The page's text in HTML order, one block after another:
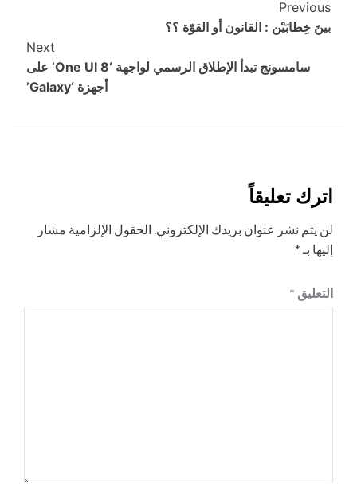
Post
Navigation
Previous
بينَ خِطابَيْن : القانون أو القوّة ؟؟
Next
سامسونج تبدأ الإطلاق الرسمي لواجهة ‘One UI 8’ على
أجهزة ‘Galaxy’
اترك تعليقاً
لن يتم نشر عنوان بريدك الإلكتروني. الحقول الإلزامية مشار
إليها بـ *
التعليق *